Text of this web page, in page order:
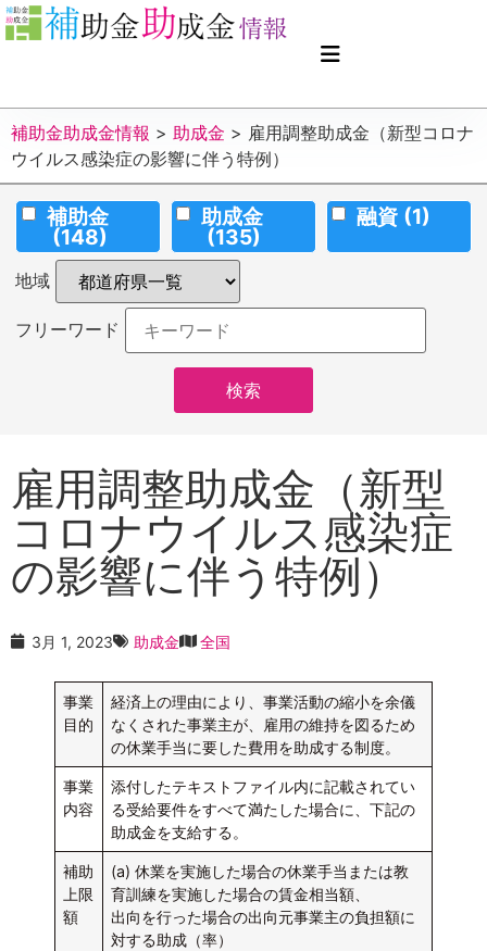
補助金助成金情報 > 助成金 > 雇用調整助成金（新型コロナ
ウイルス感染症の影響に伴う特例）
補助金
(148)
助成金
(135)
融資 (1)
地域
フリーワード
雇用調整助成金（新型
コロナウイルス感染症
の影響に伴う特例）
3月 1, 2023 助成金 全国
事業
目的
経済上の理由により、事業活動の縮小を余儀
なくされた事業主が、雇用の維持を図るため
の休業手当に要した費用を助成する制度。
事業
内容
添付したテキストファイル内に記載されてい
る受給要件をすべて満たした場合に、下記の
助成金を支給する。
補助
上限
額
(a) 休業を実施した場合の休業手当または教
育訓練を実施した場合の賃金相当額、
出向を行った場合の出向元事業主の負担額に
対する助成（率）